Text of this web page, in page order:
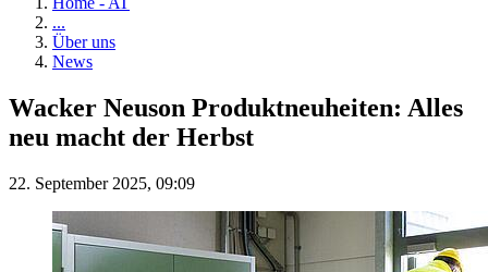
...
Über uns
News
Wacker Neuson Produktneuheiten: Alles
neu macht der Herbst
22. September 2025, 09:09